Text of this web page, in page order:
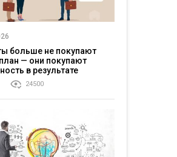
больше не покупают
— они покупают
в результате
24500